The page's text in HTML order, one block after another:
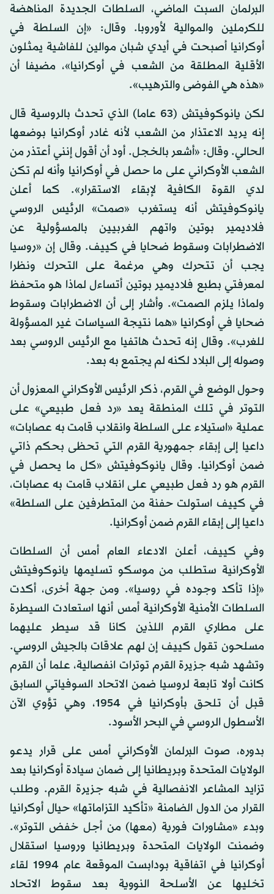
البرلمان السبت الماضي، السلطات الجديدة المناهضة
للكرملين والموالية لأوروبا. وقال: «إن السلطة في
أوكرانيا أصبحت في أيدي شبان موالين للفاشية يمثلون
الأقلية المطلقة من الشعب في أوكرانيا»، مضيفا أن
«هذه هي الفوضى والترهيب».
لكن يانوكوفيتش (63 عاما) الذي تحدث بالروسية قال
إنه يريد الاعتذار من الشعب لأنه غادر أوكرانيا بوضعها
الحالي. وقال: «أشعر بالخجل. أود أن أقول إنني أعتذر من
الشعب الأوكراني على ما حصل في أوكرانيا وأنه لم تكن
لدي القوة الكافية لإبقاء الاستقرار». كما أعلن
يانوكوفيتش أنه يستغرب «صمت» الرئيس الروسي
فلاديمير بوتين واتهم الغربيين بالمسؤولية عن
الاضطرابات وسقوط ضحايا في كييف. وقال إن «روسيا
يجب أن تتحرك وهي مرغمة على التحرك ونظرا
لمعرفتي بطبع فلاديمير بوتين أتساءل لماذا هو متحفظ
ولماذا يلزم الصمت». وأشار إلى أن الاضطرابات وسقوط
ضحايا في أوكرانيا «هما نتيجة السياسات غير المسؤولة
للغرب». وقال إنه تحدث هاتفيا مع الرئيس الروسي بعد
وصوله إلى البلاد لكنه لم يجتمع به بعد.
وحول الوضع في القرم، ذكر الرئيس الأوكراني المعزول أن
التوتر في تلك المنطقة يعد «رد فعل طبيعي» على
عملية «استيلاء على السلطة وانقلاب قامت به عصابات»
داعيا إلى إبقاء جمهورية القرم التي تحظى بحكم ذاتي
ضمن أوكرانيا. وقال يانوكوفيتش «كل ما يحصل في
القرم هو رد فعل طبيعي على انقلاب قامت به عصابات،
في كييف استولت حفنة من المتطرفين على السلطة»
داعيا إلى إبقاء القرم ضمن أوكرانيا.
وفي كييف، أعلن الادعاء العام أمس أن السلطات
الأوكرانية ستطلب من موسكو تسليمها يانوكوفيتش
«إذا تأكد وجوده في روسيا». ومن جهة أخرى، أكدت
السلطات الأمنية الأوكرانية أمس أنها استعادت السيطرة
على مطاري القرم اللذين كانا قد سيطر عليهما
مسلحون تقول كييف إن لهم علاقات بالجيش الروسي.
وتشهد شبه جزيرة القرم توترات انفصالية، علما أن القرم
كانت أولا تابعة لروسيا ضمن الاتحاد السوفياتي السابق
قبل أن تلحق بأوكرانيا في 1954، وهي تؤوي الآن
الأسطول الروسي في البحر الأسود.
بدوره، صوت البرلمان الأوكراني أمس على قرار يدعو
الولايات المتحدة وبريطانيا إلى ضمان سيادة أوكرانيا بعد
تزايد المشاعر الانفصالية في شبه جزيرة القرم. وطلب
القرار من الدول الضامنة «تأكيد التزاماتها» حيال أوكرانيا
وبدء «مشاورات فورية (معها) من أجل خفض التوتر».
وضمنت الولايات المتحدة وبريطانيا وروسيا استقلال
أوكرانيا في اتفاقية بودابست الموقعة عام 1994 لقاء
تخليها عن الأسلحة النووية بعد سقوط الاتحاد